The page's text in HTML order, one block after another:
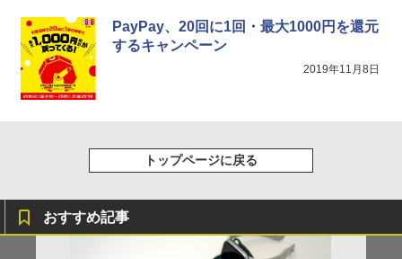
PayPay、20回に1回・最大1000円を還元
するキャンペーン
2019年11月8日
トップページに戻る
おすすめ記事